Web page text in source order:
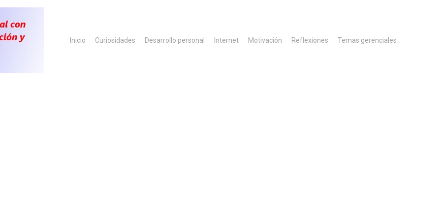
Inicio
Curiosidades Desarrollo personal Internet Motivación Reflexiones Temas gerenciales